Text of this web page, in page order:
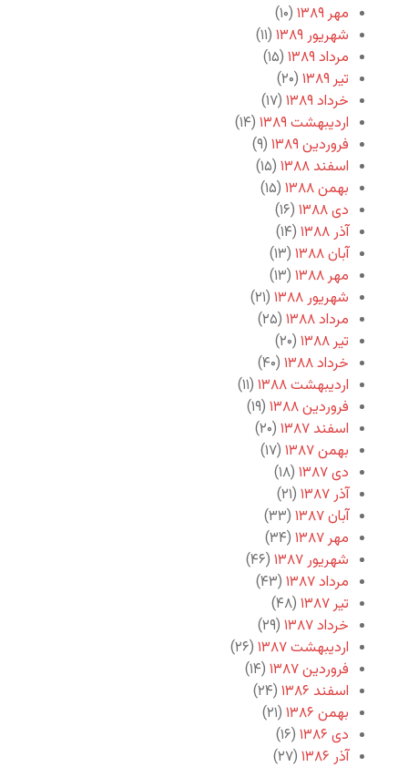
مهر ۱۳۸۹
(۱۰)
شهریور ۱۳۸۹
(۱۱)
مرداد ۱۳۸۹
(۱۵)
تیر ۱۳۸۹
(۲۰)
خرداد ۱۳۸۹
(۱۷)
اردیبهشت ۱۳۸۹
(۱۴)
فروردین ۱۳۸۹
(۹)
اسفند ۱۳۸۸
(۱۵)
بهمن ۱۳۸۸
(۱۵)
دی ۱۳۸۸
(۱۶)
آذر ۱۳۸۸
(۱۴)
آبان ۱۳۸۸
(۱۳)
مهر ۱۳۸۸
(۱۳)
شهریور ۱۳۸۸
(۲۱)
مرداد ۱۳۸۸
(۲۵)
تیر ۱۳۸۸
(۲۰)
خرداد ۱۳۸۸
(۴۰)
اردیبهشت ۱۳۸۸
(۱۱)
فروردین ۱۳۸۸
(۱۹)
اسفند ۱۳۸۷
(۲۰)
بهمن ۱۳۸۷
(۱۷)
دی ۱۳۸۷
(۱۸)
آذر ۱۳۸۷
(۲۱)
آبان ۱۳۸۷
(۳۳)
مهر ۱۳۸۷
(۳۴)
شهریور ۱۳۸۷
(۴۶)
مرداد ۱۳۸۷
(۴۳)
تیر ۱۳۸۷
(۴۸)
خرداد ۱۳۸۷
(۲۹)
اردیبهشت ۱۳۸۷
(۲۶)
فروردین ۱۳۸۷
(۱۴)
اسفند ۱۳۸۶
(۲۴)
بهمن ۱۳۸۶
(۲۱)
دی ۱۳۸۶
(۱۶)
آذر ۱۳۸۶
(۲۷)